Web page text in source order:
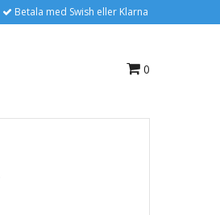
Betala med Swish eller Klarna
0